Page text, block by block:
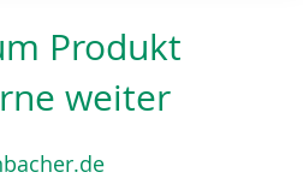
Produkt
weiter